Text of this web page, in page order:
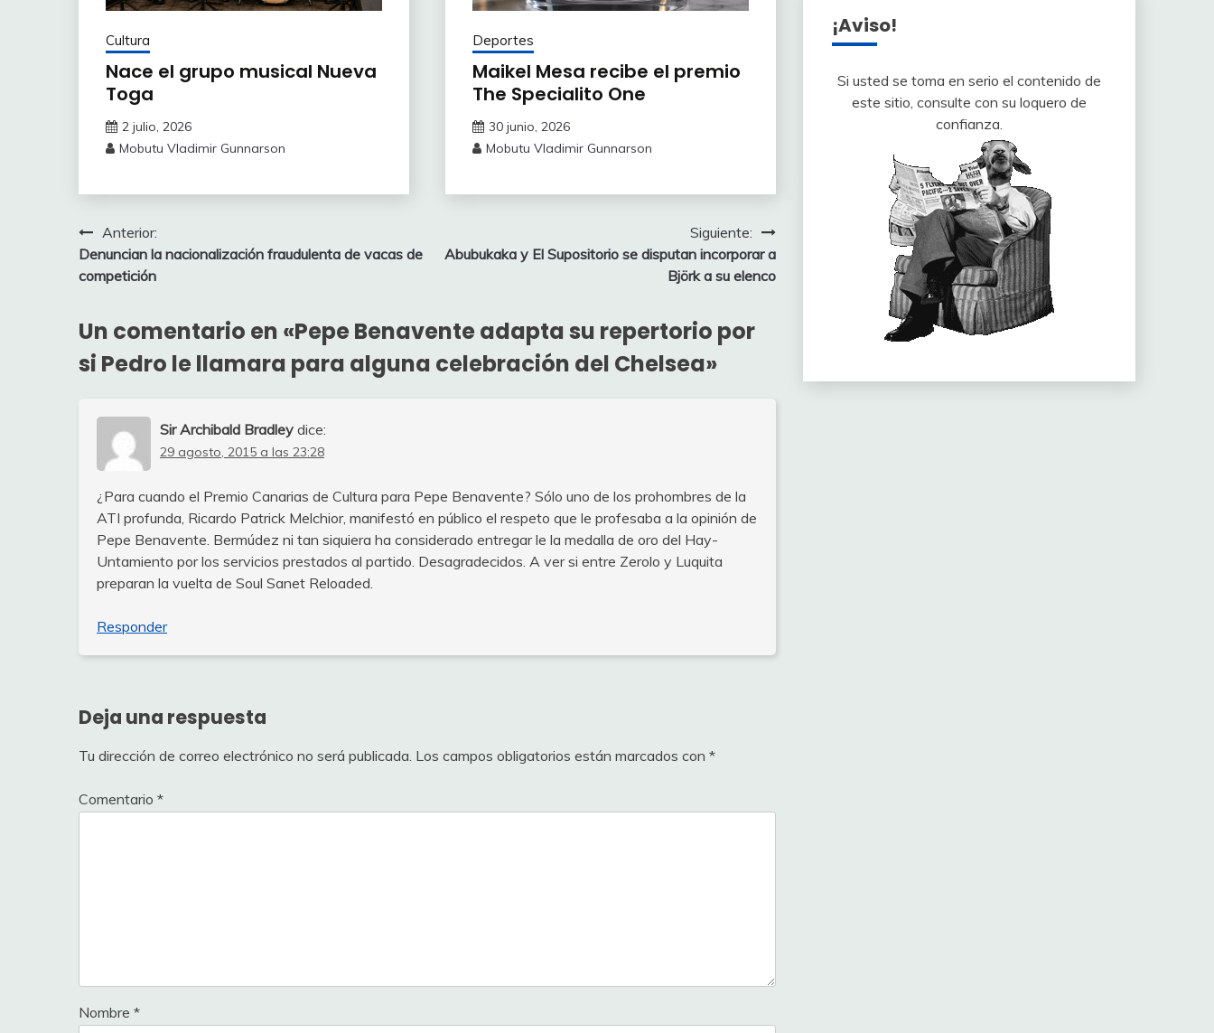
Cultura
Nace el grupo musical Nueva
Toga
2 julio, 2026
Mobutu Vladimir Gunnarson
Deportes
Maikel Mesa recibe el premio
The Specialito One
30 junio, 2026
Mobutu Vladimir Gunnarson
Navegación
de
Anterior:
Denuncian la nacionalización fraudulenta de vacas de
competición
Siguiente:
Abubukaka y El Supositorio se disputan incorporar a
Björk a su elenco
Un comentario en «Pepe Benavente adapta su repertorio por
si Pedro le llamara para alguna celebración del Chelsea»
Sir Archibald Bradley dice:
29 agosto, 2015 a las 23:28
¿Para cuando el Premio Canarias de Cultura para Pepe Benavente? Sólo uno de los prohombres de la
ATI profunda, Ricardo Patrick Melchior, manifestó en público el respeto que le profesaba a la opinión de
Pepe Benavente. Bermúdez ni tan siquiera ha considerado entregar le la medalla de oro del Hay-
Untamiento por los servicios prestados al partido. Desagradecidos. A ver si entre Zerolo y Luquita
preparan la vuelta de Soul Sanet Reloaded.
Responder
Deja una respuesta
Tu dirección de correo electrónico no será publicada. Los campos obligatorios están marcados con *
Comentario *
Nombre *
¡Aviso!
Si usted se toma en serio el contenido de
este sitio, consulte con su loquero de
confianza.